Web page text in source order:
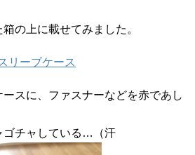
の上に載せてみました。
スに、ファスナーなどを赤であし
チャしている…（汗